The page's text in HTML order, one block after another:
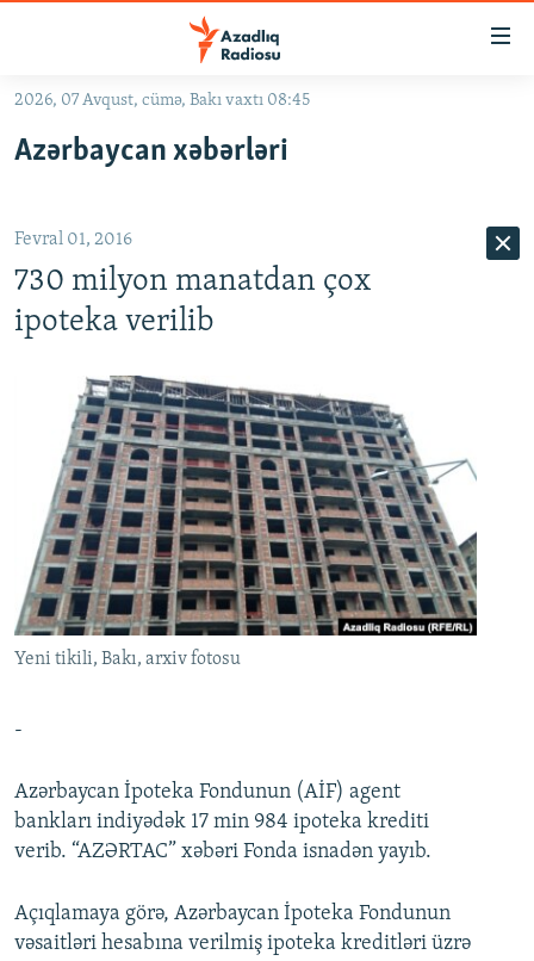
Əsas
qayıt
qayıt
Axtarışa
keç FƏRQƏ BAX
QANUNI DOĞRU
ARAŞDIRMA
MULTIMEDIA
VIDEO
FOTOQALEREYA
İNFOQRAFIKA
KARIKATURA
RADIO ARXIV
OXU ZALI
AZƏRBAYCAN ƏDƏBIYYATI KITABXANASI
İSLAM VƏ DEMOKRATIYA
HAQQIMIZDA
MISSIYAMIZ
PEŞƏ ETIKASI VƏ JURNALISTIKA STANDARTLARIMIZ
BIZI IZLƏ
2026, 07 Avqust, cümə, Bakı vaxtı 08:45
Azərbaycan xəbərləri
Fevral 01, 2016
730 milyon manatdan çox
ipoteka verilib
Yeni tikili, Bakı, arxiv fotosu
-
Azərbaycan İpoteka Fondunun (AİF) agent
bankları indiyədək 17 min 984 ipoteka krediti
verib. “AZƏRTAC” xəbəri Fonda isnadən yayıb.
Açıqlamaya görə, Azərbaycan İpoteka Fondunun
vəsaitləri hesabına verilmiş ipoteka kreditləri üzrə